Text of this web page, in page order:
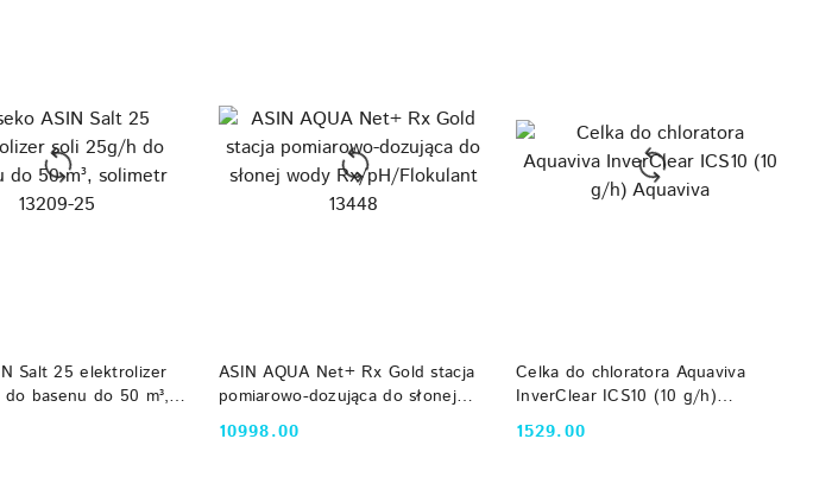
Salt 25 elektrolizer
basenu do 50 m³,
25
DO KOSZYKA
ASIN AQUA Net+ Rx Gold stacja
pomiarowo-dozująca do słonej
wody Rx/pH/Flokulant 13448
Cena:
10998.00
DO KOSZYKA
Celka do chloratora Aquaviva
InverClear ICS10 (10 g/h)
Aquaviva
Cena:
1529.00
DO KOSZYKA